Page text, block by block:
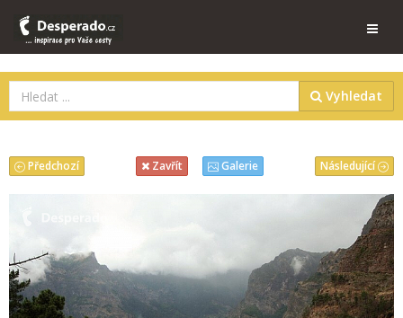
Vyhledat
Následující
Předchozí Zavřít Galerie